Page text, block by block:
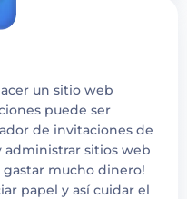
un sitio web
puede ser
de invitaciones de
administrar sitios web
mucho dinero!
papel y así cuidar el